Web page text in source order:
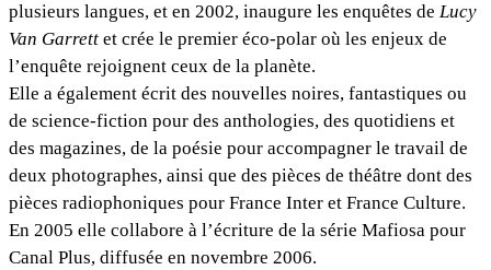
plusieurs langues, et en 2002, inaugure les enquêtes de Lucy
Van Garrett et crée le premier éco-polar où les enjeux de
l’enquête rejoignent ceux de la planète.
Elle a également écrit des nouvelles noires, fantastiques ou
de science-fiction pour des anthologies, des quotidiens et
des magazines, de la poésie pour accompagner le travail de
deux photographes, ainsi que des pièces de théâtre dont des
pièces radiophoniques pour France Inter et France Culture.
En 2005 elle collabore à l’écriture de la série Mafiosa pour
Canal Plus, diffusée en novembre 2006.